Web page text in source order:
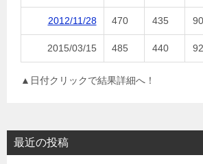
2012/11/28 470 435
2015/03/15 485 440
▲日付クリックで結果詳細へ！
最近の投稿